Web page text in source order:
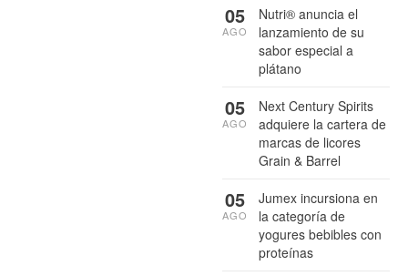
Nutri® anuncia el
lanzamiento de su
sabor especial a
plátano
05
AGO
Next Century Spirits
adquiere la cartera de
marcas de licores
Grain & Barrel
05
AGO
Jumex incursiona en
la categoría de
yogures bebibles con
proteínas
05
AGO